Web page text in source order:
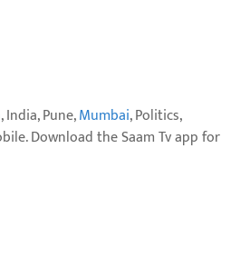
, India, Pune,Mumbai, Politics,
Download the Saam Tv app for